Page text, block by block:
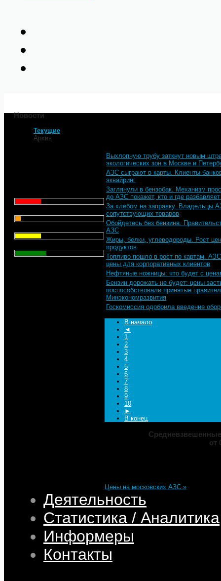
Новости
Текущие
Архив
Выхлопную трубу заткнут новым
экологических зон в Москве и
АЗС сыграют в карты. Клиенты
эквайринг
Заглянули в бензобак. Механизм
до АЗС покажет, кто и где
За хлебом на заправку. Владельцы
сопутствующих товаров
Обойдетесь без бензина.
АЗС
Жиры, белки, углеводороды. Рост
продуктов
Топливо пошло в рост по картам.
цены для корпоративных клиентов
Нефтяные ножницы: что будет с
Бензин дорожать не будет: цены
поспособствовали принятые
Минэкономразвития
Госкомиссия одобрила введение
В начало
◄
1
2
3
4
5
6
7
8
9
10
►
В конец
от
Цены на московских АЗС »
Деятельность
Статистика / Аналитика
Информеры
Контакты